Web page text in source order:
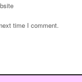
time I comment.